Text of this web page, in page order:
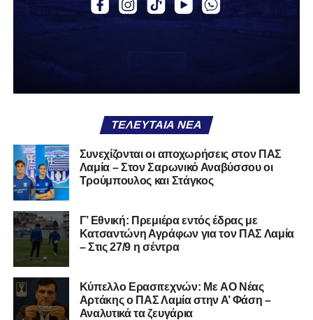
Τα ζευγάρια των ομάδων της
Φθιώτιδας για την 1η Φάση
ΠΑΣ Λαμία
Αστέρας Σταυρού– Α.Ο Κατσιαντώνης Αγράφων
ΑΠΣ Κηφισσός
Α.Ε Μαλεσίνας– Ταμυναϊκός Αλιβερίου
Αναλυτικά τα ζευγάρια της 1ης
Φάσης
ΤΕΛΕΥΤΑΊΑ ΝΈΑ
Συνεχίζονται οι αποχωρήσεις στον ΠΑΣ
Λαμία – Στον Σαρωνικό Αναβύσσου οι
Τρούμπουλος και Στάγκος
Γ’ Εθνική: Πρεμιέρα εντός έδρας με
Κατσαντώνη Αγράφων για τον ΠΑΣ Λαμία
– Στις 27/9 η σέντρα
Kύπελλο Ερασιτεχνών: Με AO Nέας
Αρτάκης ο ΠΑΣ Λαμία στην Α’ Φάση –
Αναλυτικά τα ζευγάρια